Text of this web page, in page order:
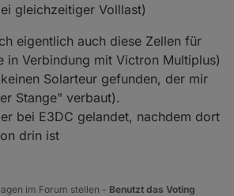
gleichzeitiger Volllast)
eigentlich auch diese Zellen für
in Verbindung mit Victron Multiplus)
Solarteur gefunden, der mir
Stange" verbaut).
bei E3DC gelandet, nachdem dort
drin ist
im Forum stellen - Benutzt das Voting